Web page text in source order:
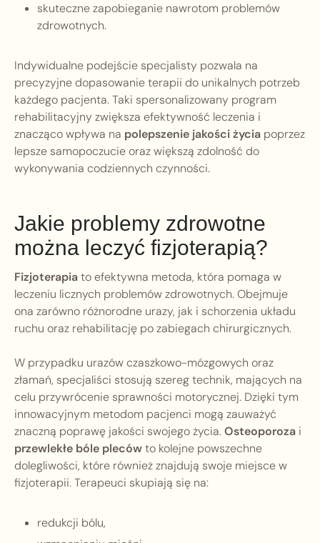
skuteczne zapobieganie nawrotom problemów
zdrowotnych.
Indywidualne podejście specjalisty pozwala na
precyzyjne dopasowanie terapii do unikalnych potrzeb
każdego pacjenta. Taki spersonalizowany program
rehabilitacyjny zwiększa efektywność leczenia i
znacząco wpływa na polepszenie jakości życia poprzez
lepsze samopoczucie oraz większą zdolność do
wykonywania codziennych czynności.
Jakie problemy zdrowotne
można leczyć fizjoterapią?
Fizjoterapiato efektywna metoda, która pomaga w
leczeniu licznych problemów zdrowotnych. Obejmuje
ona zarówno różnorodne urazy, jak i schorzenia układu
ruchu oraz rehabilitację po zabiegach chirurgicznych.
W przypadku urazów czaszkowo-mózgowych oraz
złamań, specjaliści stosują szereg technik, mających na
celu przywrócenie sprawności motorycznej. Dzięki tym
innowacyjnym metodom pacjenci mogą zauważyć
znaczną poprawę jakości swojego życia.Osteoporoza i
przewlekłe bóle plecówto kolejne powszechne
dolegliwości, które również znajdują swoje miejsce w
fizjoterapii. Terapeuci skupiają się na:
redukcji bólu,